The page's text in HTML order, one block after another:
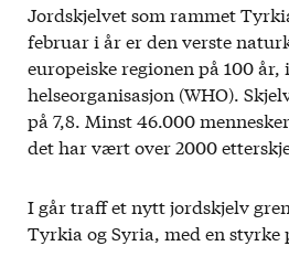
Jordskjelvet som rammet
februar i år er den verste
europeiske regionen på 100 år,
helseorganisasjon (WHO).
på 7,8. Minst 46.000
det har vært over 2000
I går traff et nytt jordskjelv
Tyrkia og Syria, med en styrke